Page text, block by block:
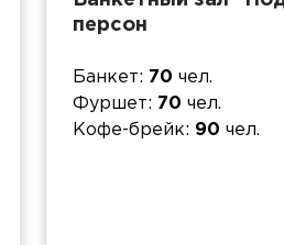
персон
Банкет 70 чел.
Фуршет
70 чел.
Кофе-брейк
90 чел.